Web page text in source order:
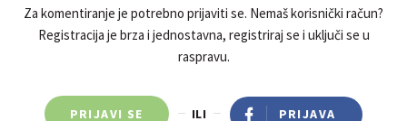
Za komentiranje je potrebno prijaviti se. Nemaš korisnički račun?
Registracija je brza i jednostavna, registriraj se i uključi se u
raspravu.
PRIJAVI SE ILI PRIJAVA